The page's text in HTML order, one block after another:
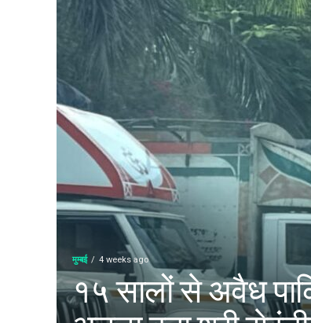
मुम्बई 4 weeks ago
१५ सालों से अवैध